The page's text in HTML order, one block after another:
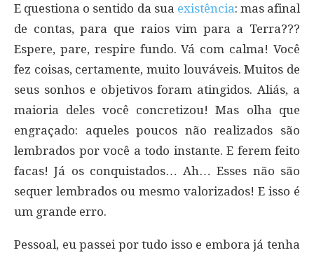
E questiona o sentido da sua existência: mas afinal
de contas, para que raios vim para a Terra???
Espere, pare, respire fundo. Vá com calma! Você
fez coisas, certamente, muito louváveis. Muitos de
seus sonhos e objetivos foram atingidos. Aliás, a
maioria deles você concretizou! Mas olha que
engraçado: aqueles poucos não realizados são
lembrados por você a todo instante. E ferem feito
facas! Já os conquistados… Ah… Esses não são
sequer lembrados ou mesmo valorizados! E isso é
um grande erro.
Pessoal, eu passei por tudo isso e embora já tenha